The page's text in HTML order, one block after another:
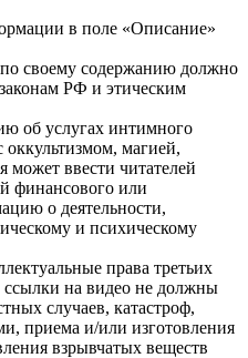
в поле «Описание»
своему содержанию должно
РФ и этическим
об услугах интимного
оккультизмом, магией,
ввести читателей
финансового или
о деятельности,
и психическому
права третьих
на видео не должны
случаев, катастроф,
приема и/или изготовления
взрывчатых веществ